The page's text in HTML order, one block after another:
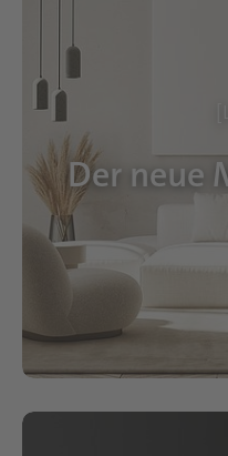
Karriere
Der neue